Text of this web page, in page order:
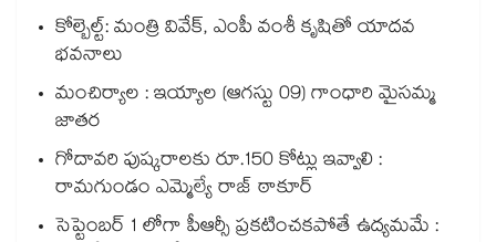
కోల్బెల్ట్: మంత్రి వివేక్, ఎంపీ వంశీ కృషితో యాదవ
భవనాలు
మంచిర్యాల : ఇయ్యాల (ఆగస్టు 09) గాంధారి మైసమ్మ
జాతర
గోదావరి పుష్కరాలకు రూ.150 కోట్లు ఇవ్వాలి :
రామగుండం ఎమ్మెల్యే రాజ్ ఠాకూర్
సెప్టెంబర్ 1 లోగా పీఆర్సీ ప్రకటించకపోతే ఉద్యమమే :